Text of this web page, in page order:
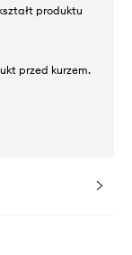
produktu
przed kurzem.